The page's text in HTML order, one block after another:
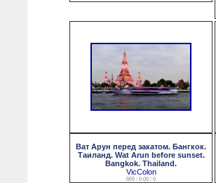
Ват Арун перед закатом. Бангкок.
Таиланд. Wat Arun before sunset.
Bangkok. Thailand.
VicColon
669 / 0.00 / 0